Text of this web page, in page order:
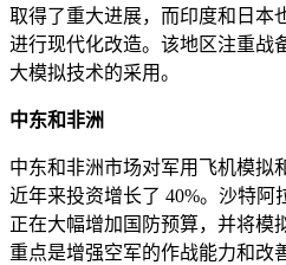
取得了重大进展，而印度和日本
进行现代化改造。该地区注重战
大模拟技术的采用。
中东和非洲
中东和非洲市场对军用飞机模拟
近年来投资增长了 40%。沙特阿
正在大幅增加国防预算，并将模
重点是增强空军的作战能力和改